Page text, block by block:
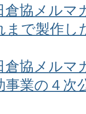
倉協メルマ
まで製作
倉協メルマ
事業の４